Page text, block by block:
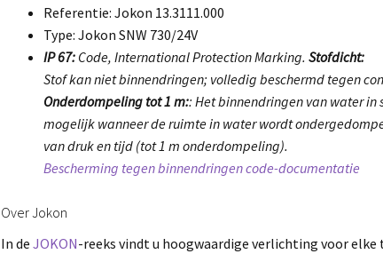
Referentie: Jokon 13.3111.000
Type: Jokon SNW 730/24V
IP 67: Code, International Protection Marking.Stofdicht:
Stof kan niet binnendringen; volledig beschermd tegen
Onderdompeling tot 1 m:: Het binnendringen van water
mogelijk wanneer de ruimte in water wordt
van druk en tijd (tot 1 m onderdompeling).
Bescherming tegen binnendringen code-documentatie
Over Jokon
In deJOKON-reeks vindt u hoogwaardige verlichting voor